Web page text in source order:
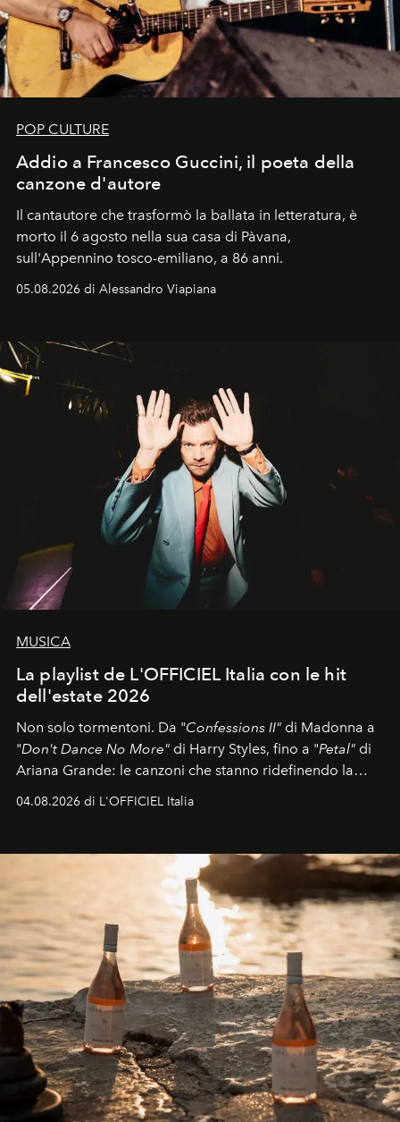
POP CULTURE
Addio a Francesco Guccini, il poeta della
canzone d'autore
Il cantautore che trasformò la ballata in letteratura, è
morto il 6 agosto nella sua casa di Pàvana,
sull'Appennino tosco-emiliano, a 86 anni.
05.08.2026 di Alessandro Viapiana
MUSICA
La playlist de L'OFFICIEL Italia con le hit
dell'estate 2026
Non solo tormentoni. Da "Confessions II" di Madonna a
"Don't Dance No More" di Harry Styles, fino a "Petal" di
Ariana Grande: le canzoni che stanno ridefinendo la
04.08.2026 di L'OFFICIEL Italia